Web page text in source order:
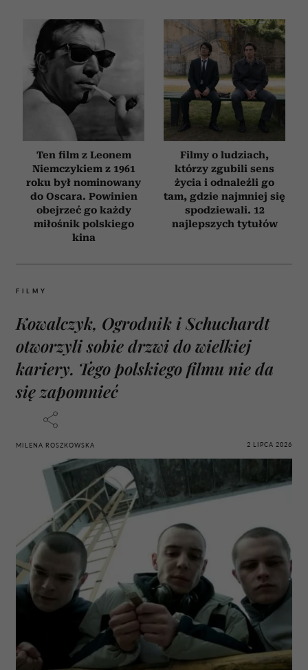
Ten film z Leonem
Niemczykiem z 1961
roku był nominowany
do Oscara. Powinien
obejrzeć go każdy
miłośnik polskiego
kina
Filmy o ludziach,
którzy zgubili sens
życia i odnaleźli go
tam, gdzie najmniej się
spodziewali. 12
najlepszych tytułów
FILMY
Kowalczyk, Ogrodnik i Schuchardt
otworzyli sobie drzwi do wielkiej
kariery. Tego polskiego filmu nie da
się zapomnieć
MILENA ROSZKOWSKA 2 LIPCA 2026